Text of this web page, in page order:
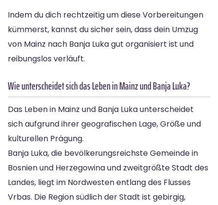
Indem du dich rechtzeitig um diese Vorbereitungen
kümmerst, kannst du sicher sein, dass dein Umzug
von Mainz nach Banja Luka gut organisiert ist und
reibungslos verläuft.
Wie unterscheidet sich das Leben in Mainz und Banja Luka?
Das Leben in Mainz und Banja Luka unterscheidet
sich aufgrund ihrer geografischen Lage, Größe und
kulturellen Prägung.
Banja Luka, die bevölkerungsreichste Gemeinde in
Bosnien und Herzegowina und zweitgrößte Stadt des
Landes, liegt im Nordwesten entlang des Flusses
Vrbas. Die Region südlich der Stadt ist gebirgig,